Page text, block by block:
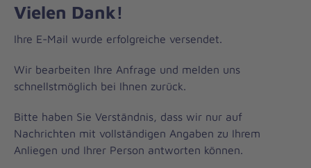
Vielen Dank!
Ihre E-Mail wurde erfolgreiche versendet.
Wir bearbeiten Ihre Anfrage und melden uns
schnellstmöglich bei Ihnen zurück.
Bitte haben Sie Verständnis, dass wir nur auf
Nachrichten mit vollständigen Angaben zu Ihrem
Anliegen und Ihrer Person antworten können.